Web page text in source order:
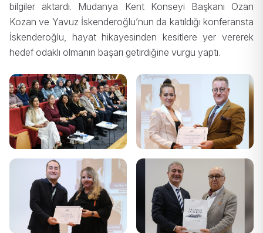
bilgiler aktardı. Mudanya Kent Konseyi Başkanı Ozan
Kozan ve Yavuz İskenderoğlu’nun da katıldığı konferansta
İskenderoğlu, hayat hikayesinden kesitlere yer vererek
hedef odaklı olmanın başarı getirdiğine vurgu yaptı.